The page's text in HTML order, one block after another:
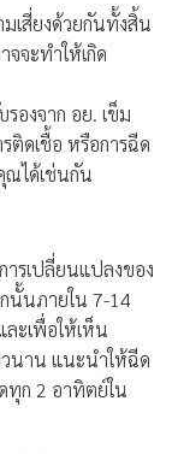
เสี่ยงด้วยกันทั้งสิ้น
จะทำให้เกิด
องจาก อย. เข็ม
ติดเชื้อ หรือการฉีด
ณได้เช่นกัน
ารเปลี่ยนแปลงของ
นั้นภายใน 7-14
ะเพื่อให้เห็น
นาน แนะนำให้ฉีด
ทุก 2 อาทิตย์ใน